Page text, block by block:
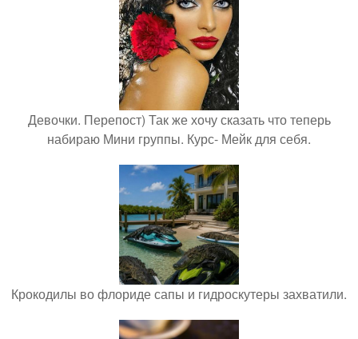
Девочки. Перепост) Так же хочу сказать что теперь
набираю Мини группы. Курс- Мейк для себя.
Крокодилы во флориде сапы и гидроскутеры захватили.